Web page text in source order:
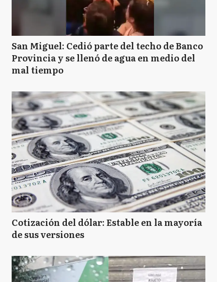
San Miguel: Cedió parte del techo de Banco
Provincia y se llenó de agua en medio del
mal tiempo
Cotización del dólar: Estable en la mayoría
de sus versiones